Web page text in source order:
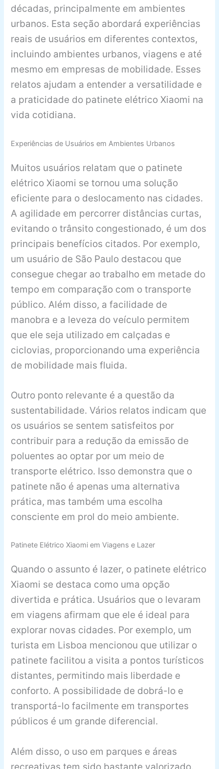
décadas, principalmente em ambientes
urbanos. Esta seção abordará experiências
reais de usuários em diferentes contextos,
incluindo ambientes urbanos, viagens e até
mesmo em empresas de mobilidade. Esses
relatos ajudam a entender a versatilidade e
a praticidade do patinete elétrico Xiaomi na
vida cotidiana.
Experiências de Usuários em Ambientes Urbanos
Muitos usuários relatam que o patinete
elétrico Xiaomi se tornou uma solução
eficiente para o deslocamento nas cidades.
A agilidade em percorrer distâncias curtas,
evitando o trânsito congestionado, é um dos
principais benefícios citados. Por exemplo,
um usuário de São Paulo destacou que
consegue chegar ao trabalho em metade do
tempo em comparação com o transporte
público. Além disso, a facilidade de
manobra e a leveza do veículo permitem
que ele seja utilizado em calçadas e
ciclovias, proporcionando uma experiência
de mobilidade mais fluida.
Outro ponto relevante é a questão da
sustentabilidade. Vários relatos indicam que
os usuários se sentem satisfeitos por
contribuir para a redução da emissão de
poluentes ao optar por um meio de
transporte elétrico. Isso demonstra que o
patinete não é apenas uma alternativa
prática, mas também uma escolha
consciente em prol do meio ambiente.
Patinete Elétrico Xiaomi em Viagens e Lazer
Quando o assunto é lazer, o patinete elétrico
Xiaomi se destaca como uma opção
divertida e prática. Usuários que o levaram
em viagens afirmam que ele é ideal para
explorar novas cidades. Por exemplo, um
turista em Lisboa mencionou que utilizar o
patinete facilitou a visita a pontos turísticos
distantes, permitindo mais liberdade e
conforto. A possibilidade de dobrá-lo e
transportá-lo facilmente em transportes
públicos é um grande diferencial.
Além disso, o uso em parques e áreas
recreativas tem sido bastante valorizado.